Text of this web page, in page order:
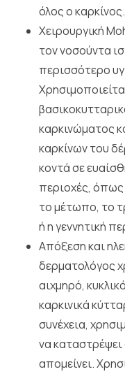
όλος ο καρκίνος.
Χειρουργική
τον νοσούντα
περισσότερο
καρκινώματος
καρκίνων του
κοντά σε
περιοχές, όπως
το μέτωπο, το
ή η γεννητική
Απόξεση και
δερματολόγος
αιχμηρό,
καρκινικά
συνέχεια,
να καταστρέψει
απομείνει.